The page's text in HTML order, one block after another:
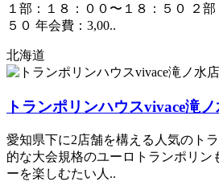
１部：１８：００〜１８：５０ ２部
５０ 年会費：3,00..
北海道
トランポリンハウスvivace滝
愛知県下に2店舗を構える人気のト
的な大会規格のユーロトランポリン
ーを楽しむたい人..